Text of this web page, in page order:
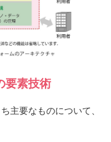
要素技術
主要なものについて、